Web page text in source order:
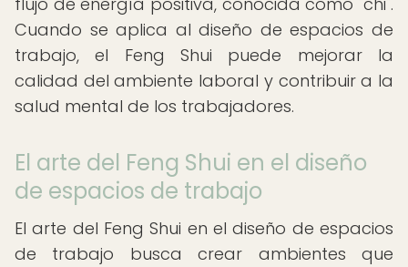
Cuando se aplica al diseño de espacios de
trabajo, el Feng Shui puede mejorar la
calidad del ambiente laboral y contribuir a la
salud mental de los trabajadores.
El arte del Feng Shui en el diseño
de espacios de trabajo
El arte del Feng Shui en el diseño de espacios
de trabajo busca crear ambientes que